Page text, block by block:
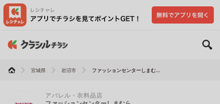
宮城県 岩沼市 ファッションセンターしまむ...
アパレル・衣料品店